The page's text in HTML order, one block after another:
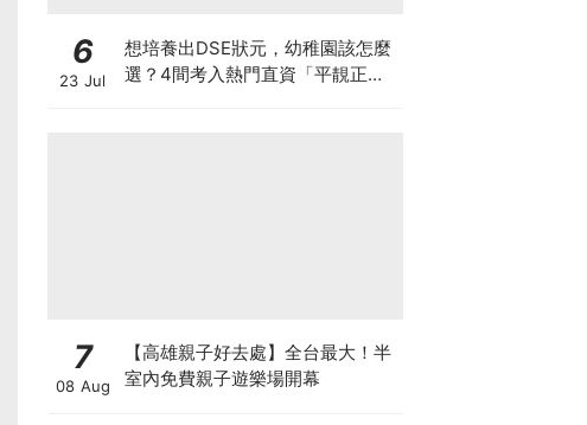
6
23 Jul
想培養出DSE狀元，幼稚園該怎麼
選？4間考入熱門直資「平靚正」
7
08 Aug
【高雄親子好去處】全台最大！半
室內免費親子遊樂場開幕